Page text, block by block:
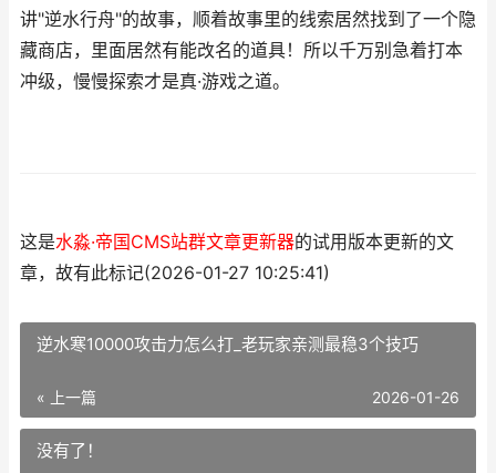
讲"逆水行舟"的故事，顺着故事里的线索居然找到了一个隐
藏商店，里面居然有能改名的道具！所以千万别急着打本
冲级，慢慢探索才是真·游戏之道。
这是水淼·帝国CMS站群文章更新器的试用版本更新的文
章，故有此标记(2026-01-27 10:25:41)
逆水寒10000攻击力怎么打_老玩家亲测最稳3个技巧
« 上一篇 2026-01-26
没有了！